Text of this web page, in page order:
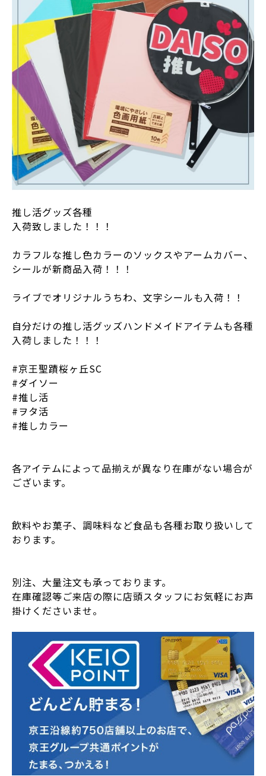
推し活グッズ各種
入荷致しました！！！
カラフルな推し色カラーのソックスやアームカバー、
シールが新商品入荷！！！
ライブでオリジナルうちわ、文字シールも入荷！！
自分だけの推し活グッズハンドメイドアイテムも各種
入荷しました！！！
#京王聖蹟桜ヶ丘SC
#ダイソー
#推し活
#ヲタ活
#推しカラー
各アイテムによって品揃えが異なり在庫がない場合が
ございます。
飲料やお菓子、調味料など食品も各種お取り扱いして
おります。
別注、大量注文も承っております。
在庫確認等ご来店の際に店頭スタッフにお気軽にお声
掛けくださいませ。